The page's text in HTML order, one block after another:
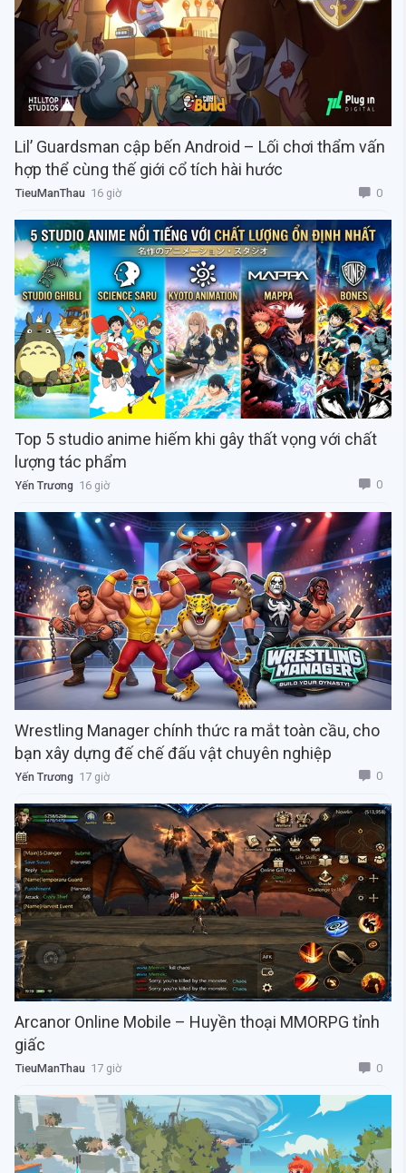
Lil’ Guardsman cập bến Android – Lối chơi thẩm vấn
hợp thể cùng thế giới cổ tích hài hước
TieuManThau 16 giờ 0
Top 5 studio anime hiếm khi gây thất vọng với chất
lượng tác phẩm
Yến Trương 16 giờ 0
Wrestling Manager chính thức ra mắt toàn cầu, cho
bạn xây dựng đế chế đấu vật chuyên nghiệp
Yến Trương 17 giờ 0
Arcanor Online Mobile – Huyền thoại MMORPG tỉnh
giấc
TieuManThau 17 giờ 0